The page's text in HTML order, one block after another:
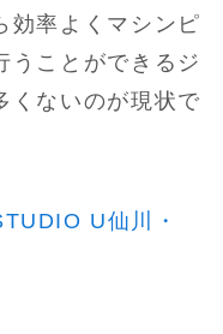
効率よくマシンピ
うことができるジ
くないのが現状で
U仙川・